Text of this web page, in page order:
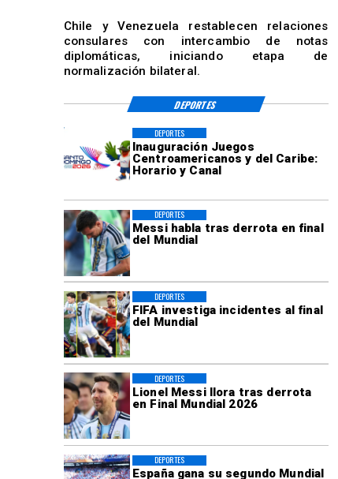
Inauguración Juegos
Centroamericanos y del Caribe:
Horario y Canal
DEPORTES
Messi habla tras derrota en final
del Mundial
DEPORTES
FIFA investiga incidentes al final
del Mundial
DEPORTES
Lionel Messi llora tras derrota
en Final Mundial 2026
DEPORTES
España gana su segundo Mundial
DEPORTES
Chile y Venezuela restablecen relaciones
consulares con intercambio de notas
diplomáticas, iniciando etapa de
normalización bilateral.
DEPORTES